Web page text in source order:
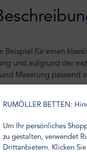
Beispiel für einen
und aufgrund der
Maserung passend
8 verschiedene
Ihrer Wahl
und
RUMÖLLER BETTEN:
Um Ihr persönliches
zu gestalten, verwendet
Drittanbietern. Klicken